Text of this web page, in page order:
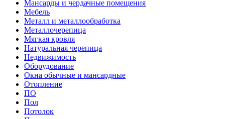
Мансарды и чердачные помещения
Мебель
Металл и металлообработка
Металлочерепица
Мягкая кровля
Натуральная черепица
Недвижимость
Оборудование
Окна обычные и мансардные
Отопление
ПО
Пол
Потолок